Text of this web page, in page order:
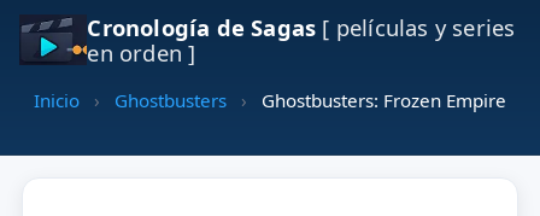
Cronología de Sagas [ películas y series
en orden ]
Inicio › Ghostbusters › Ghostbusters: Frozen Empire